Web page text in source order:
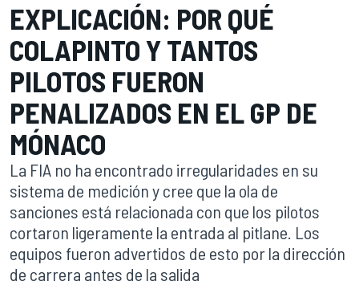
EXPLICACIÓN: POR QUÉ
COLAPINTO Y TANTOS
PILOTOS FUERON
PENALIZADOS EN EL GP DE
MÓNACO
La FIA no ha encontrado irregularidades en su
sistema de medición y cree que la ola de
sanciones está relacionada con que los pilotos
cortaron ligeramente la entrada al pitlane. Los
equipos fueron advertidos de esto por la dirección
de carrera antes de la salida